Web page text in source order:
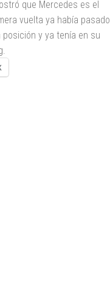
que Mercedes es el
vuelta ya había pasado
y ya tenía en su